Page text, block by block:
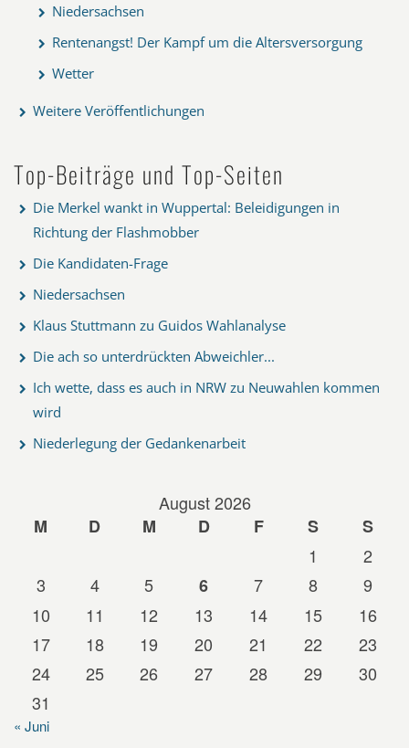
Niedersachsen
Rentenangst! Der Kampf um die Altersversorgung
Wetter
Weitere Veröffentlichungen
Top-Beiträge und Top-Seiten
Die Merkel wankt in Wuppertal: Beleidigungen in
Richtung der Flashmobber
Die Kandidaten-Frage
Niedersachsen
Klaus Stuttmann zu Guidos Wahlanalyse
Die ach so unterdrückten Abweichler...
Ich wette, dass es auch in NRW zu Neuwahlen kommen
wird
Niederlegung der Gedankenarbeit
August 2026
M
D M D F S
S
1
2
3
4 5 6 7 8
9
10
11 12 13 14 15
16
17
18 19 20 21 22
23
24
25 26 27 28 29
30
31
« Juni